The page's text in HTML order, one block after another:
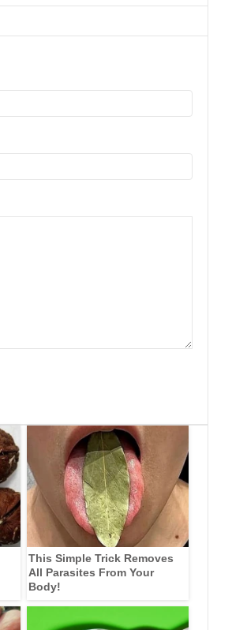
This Simple Trick Removes
All Parasites From Your
Body!